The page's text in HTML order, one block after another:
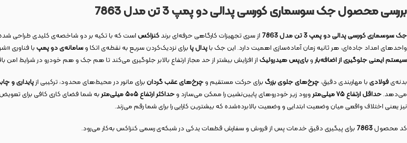
بررسی محصول جک سوسماری کورسی پدالی دو پمپ 3 تن مدل 7863
جک سوسماری کورسی پدالی دو پمپ 3 تن مدل 7863 از سری تجهیزات کارگاهی حرفه‌ای برندکنزاکساست که با تکیه بر دو شاخصه‌ی کلیدی طراحی
واحدهای امداد جاده‌ای، هر ثانیه زمان آماده‌سازی اهمیت دارد. این جک باپدال پابرای نزدیک‌کردن سریع به نقطه‌ی اتکا وسامانه‌ی دو پمپبا فناوری
سیستم ایمنی جلوگیری از اضافه‌باروبای‌پس هیدرولیکاز افزایش بیشتر از حد مجاز ارتفاع بالابر جلوگیری می‌کند تا هم جک و هم خودرو در شرایط امن
بدنه‌یفولادیبا مهاربندی دقیق،چرخ‌های جلوی بزرگبرای حرکت مستقیم وچرخ‌های عقب گردانبرای مانور در محیط‌های محدود، ترکیبی ازپایداری و
می‌دهد.حداقل ارتفاع۷۵میلی‌مترورود زیر خودروهای پایین‌نشین را ممکن می‌سازد وحداکثر ارتفاع۵۰۵میلی‌متربه شما فضای کاری کافی برای
نیز یعنی اختلاف واقعی میان وضعیت ابتدایی و وضعیت بالابرده‌شده که بیشترین کارایی را برای شما رقم می‌زند.
کد محصول7863 برای پیگیری دقیق خدمات پس از فروش و سفارش قطعات یدکی در شبکه‌ی رسمی کنزاکس به‌کار می‌رود.